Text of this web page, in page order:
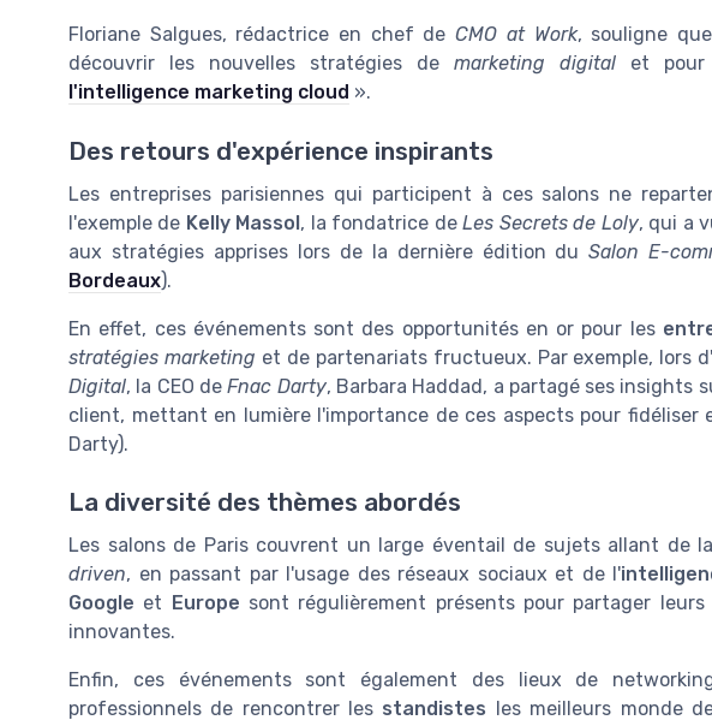
Floriane Salgues, rédactrice en chef deCMO at Work, souligne
découvrir les nouvelles stratégies de marketing digital et pour
l'intelligence marketing cloud ».
Des retours d'expérience inspirants
Les entreprises parisiennes qui participent à ces salons ne
l'exemple de Kelly Massol, la fondatrice deLes Secrets de Loly, qui a
aux stratégies apprises lors de la dernière édition duSalon E-
Bordeaux).
En effet, ces événements sont des opportunités en or pour les
stratégies marketing et de partenariats fructueux. Par exemple, lors
Digital, la CEO deFnac Darty, Barbara Haddad, a partagé ses insights
client, mettant en lumière l'importance de ces aspects pour fidéliser
Darty).
La diversité des thèmes abordés
Les salons de Paris couvrent un large éventail de sujets allant de la
driven, en passant par l'usage des réseaux sociaux et de l'
Google et Europe sont régulièrement présents pour partager
innovantes.
Enfin, ces événements sont également des lieux de
professionnels de rencontrer les standistes les meilleurs monde